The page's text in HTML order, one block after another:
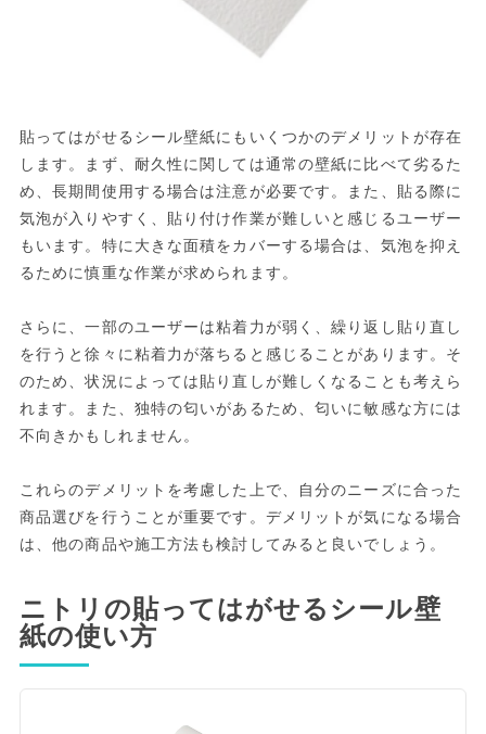
貼ってはがせるシール壁紙にもいくつかのデメリットが存在
します。まず、耐久性に関しては通常の壁紙に比べて劣るた
め、長期間使用する場合は注意が必要です。また、貼る際に
気泡が入りやすく、貼り付け作業が難しいと感じるユーザー
もいます。特に大きな面積をカバーする場合は、気泡を抑え
るために慎重な作業が求められます。
さらに、一部のユーザーは粘着力が弱く、繰り返し貼り直し
を行うと徐々に粘着力が落ちると感じることがあります。そ
のため、状況によっては貼り直しが難しくなることも考えら
れます。また、独特の匂いがあるため、匂いに敏感な方には
不向きかもしれません。
これらのデメリットを考慮した上で、自分のニーズに合った
商品選びを行うことが重要です。デメリットが気になる場合
は、他の商品や施工方法も検討してみると良いでしょう。
ニトリの貼ってはがせるシール壁
紙の使い方